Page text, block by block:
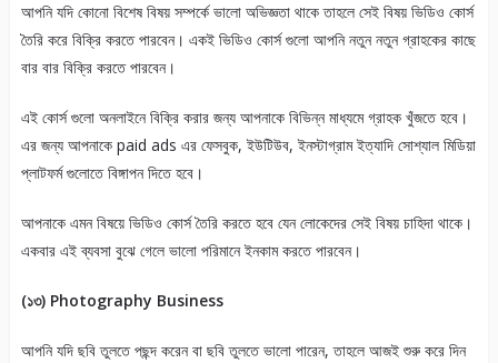
আপনি যদি কোনো বিশেষ বিষয় সম্পর্কে ভালো অভিজ্ঞতা থাকে তাহলে সেই বিষয় ভিডিও কোর্স
তৈরি করে বিক্রি করতে পারবেন। একই ভিডিও কোর্স গুলো আপনি নতুন নতুন গ্রাহকের কাছে
বার বার বিক্রি করতে পারবেন।
এই কোর্স গুলো অনলাইনে বিক্রি করার জন্য আপনাকে বিভিন্ন মাধ্যমে গ্রাহক খুঁজতে হবে।
এর জন্য আপনাকে paid ads এর ফেসবুক, ইউটিউব, ইনস্টাগ্রাম ইত্যাদি সোশ্যাল মিডিয়া
প্লাটফর্ম গুলোতে বিঙ্গাপন দিতে হবে।
আপনাকে এমন বিষয়ে ভিডিও কোর্স তৈরি করতে হবে যেন লোকেদের সেই বিষয় চাহিদা থাকে।
একবার এই ব্যবসা বুঝে গেলে ভালো পরিমানে ইনকাম করতে পারবেন।
(১৩) Photography Business
আপনি যদি ছবি তুলতে পছন্দ করেন বা ছবি তুলতে ভালো পারেন, তাহলে আজই শুরু করে দিন